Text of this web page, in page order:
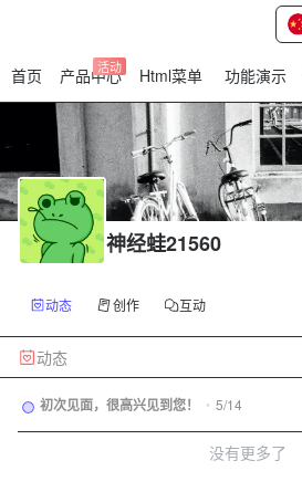
首页 产品中心
活动 Html菜单 功能演示
神经蛙21560
动态 创作 互动
动态
初次见面，很高兴见到您！ • 5/14
没有更多了